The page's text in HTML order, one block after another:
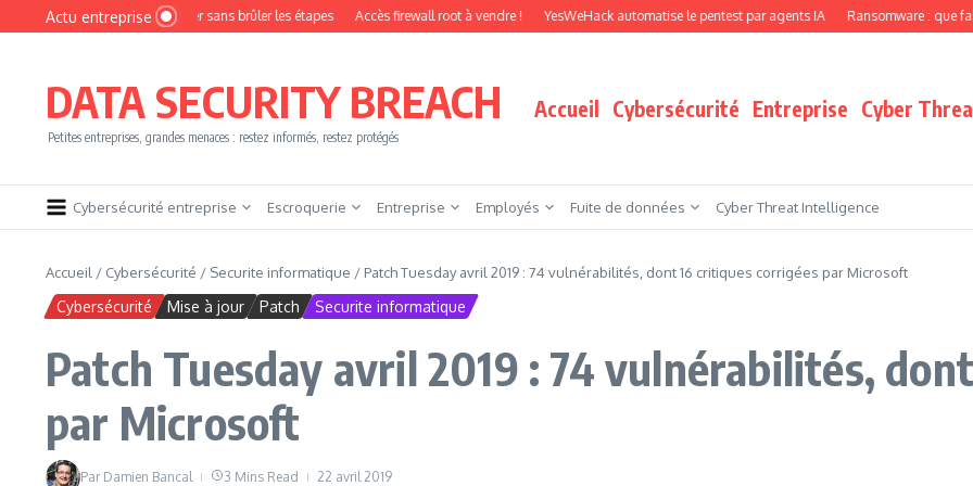
Aller au contenu
Actu entreprise
devenir pentester sans brûler les étapes Accès firewall root à vendre ! YesWeHack automatise le pentest par agents IA Ransomware : que faire
DATA SECURITY BREACH
Petites entreprises, grandes menaces : restez informés, restez protégés
Accueil Cybersécurité Entreprise Cyber
Cybersécurité entreprise Escroquerie Entreprise Employés Fuite de données Cyber Threat Intelligence
Accueil / Cybersécurité / Securite informatique / Patch Tuesday avril 2019 : 74 vulnérabilités, dont 16 critiques corrigées par Microsoft
Cybersécurité Mise à jour Patch Securite informatique
Patch Tuesday avril 2019 : 74 vulnérabilités,
par Microsoft
Par Damien Bancal 3 Mins Read 22 avril 2019